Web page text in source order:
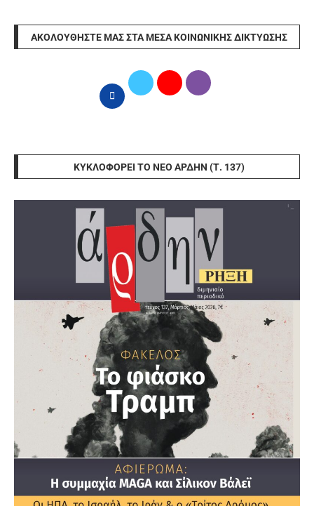
ΑΚΟΛΟΥΘΉΣΤΕ ΜΑΣ ΣΤΑ ΜΈΣΑ ΚΟΙΝΩΝΙΚΉΣ ΔΙΚΤΎΩΣΗΣ
ΚΥΚΛΟΦΟΡΕΊ ΤΟ ΝΈΟ ΆΡΔΗΝ (Τ. 137)